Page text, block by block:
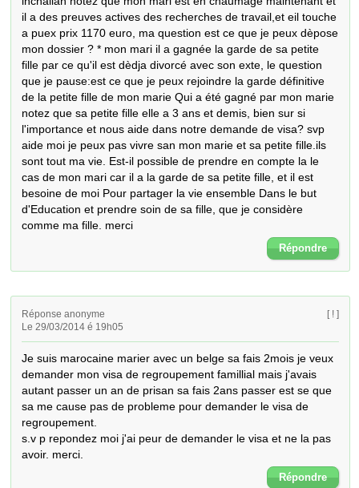
il a des preuves actives des recherches de travail,et eil touche
a puex prix 1170 euro, ma question est ce que je peux dèpose
mon dossier ? * mon mari il a gagnée la garde de sa petite
fille par ce qu'il est dèdja divorcé avec son exte, le question
que je pause:est ce que je peux rejoindre la garde définitive
de la petite fille de mon marie Qui a été gagné par mon marie
notez que sa petite fille elle a 3 ans et demis, bien sur si
l'importance et nous aide dans notre demande de visa? svp
aide moi je peux pas vivre san mon marie et sa petite fille.ils
sont tout ma vie. Est-il possible de prendre en compte la le
cas de mon mari car il a la garde de sa petite fille, et il est
besoine de moi Pour partager la vie ensemble Dans le but
d'Education et prendre soin de sa fille, que je considère
comme ma fille. merci
Répondre
Réponse anonyme
Le 29/03/2014 é 19h05
[ ! ]
Je suis marocaine marier avec un belge sa fais 2mois je veux
demander mon visa de regroupement famillial mais j'avais
autant passer un an de prisan sa fais 2ans passer est se que
sa me cause pas de probleme pour demander le visa de
regroupement.
s.v p repondez moi j'ai peur de demander le visa et ne la pas
avoir. merci.
Répondre